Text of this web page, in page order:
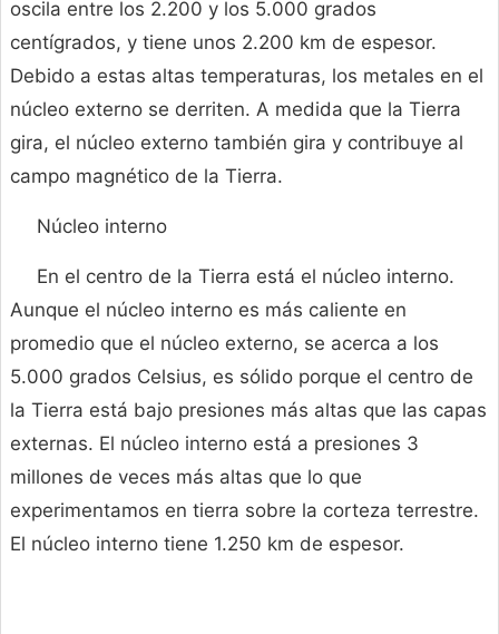
oscila entre los 2.200 y los 5.000 grados
centígrados, y tiene unos 2.200 km de espesor.
Debido a estas altas temperaturas, los metales en el
núcleo externo se derriten. A medida que la Tierra
gira, el núcleo externo también gira y contribuye al
campo magnético de la Tierra.
Núcleo interno
En el centro de la Tierra está el núcleo interno.
Aunque el núcleo interno es más caliente en
promedio que el núcleo externo, se acerca a los
5.000 grados Celsius, es sólido porque el centro de
la Tierra está bajo presiones más altas que las capas
externas. El núcleo interno está a presiones 3
millones de veces más altas que lo que
experimentamos en tierra sobre la corteza terrestre.
El núcleo interno tiene 1.250 km de espesor.